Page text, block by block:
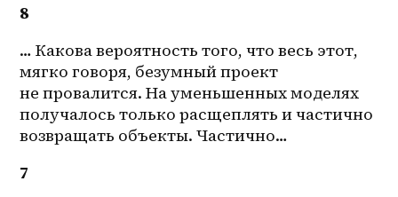
8
… Какова вероятность того, что весь этот,
мягко говоря, безумный проект
не провалится. На уменьшенных моделях
получалось только расщеплять и частично
возвращать объекты. Частично…
7